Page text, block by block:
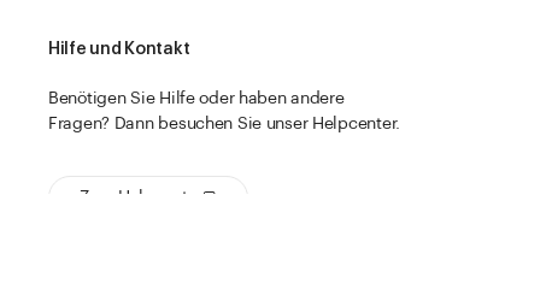
Hilfe und Kontakt
Benötigen Sie Hilfe oder haben andere
Fragen? Dann besuchen Sie unser Helpcenter.
Zum Helpcenter